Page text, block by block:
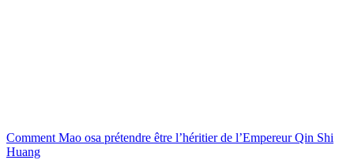
Comment Mao osa prétendre être l’héritier de l’Empereur Qin Shi
Huang